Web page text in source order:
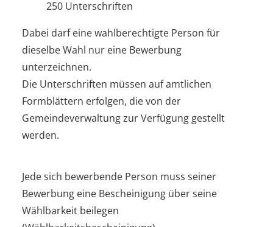
250 Unterschriften
Dabei darf eine wahlberechtigte Person für
dieselbe Wahl nur eine Bewerbung
unterzeichnen.
Die Unterschriften müssen auf amtlichen
Formblättern erfolgen, die von der
Gemeindeverwaltung zur Verfügung gestellt
werden.
Jede sich bewerbende Person muss seiner
Bewerbung eine Bescheinigung über seine
Wählbarkeit beilegen